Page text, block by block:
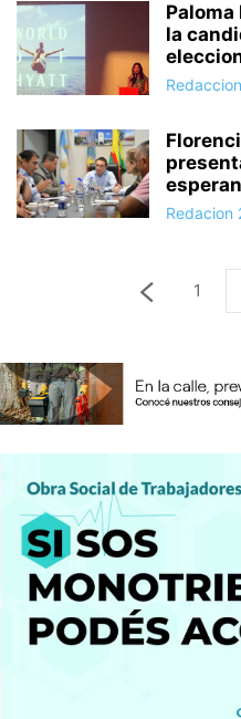
la
Redaccion
Redacion
1